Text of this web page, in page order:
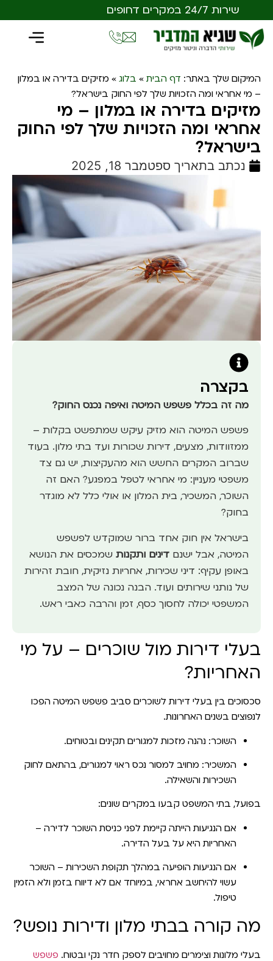
שירות 24/7 במקרים דחופים
המיקום שלך באתר: דף הבית » בלוג » מזיקים בדירה או במלון
– מי אחראי ומה הזכויות שלך לפי החוק בישראל?
מזיקים בדירה או במלון – מי
אחראי ומה הזכויות שלך לפי החוק
בישראל?
נכתב בתאריך ספטמבר 18, 2025
בקצרה
מה זה בכלל פשפש המיטה ואיפה נכנס החוק?
פשפש המיטה הוא מזיק עיקש שמתפשט בקלות –
ממזוודות, מצעים, דירות שכורות ועד בתי מלון. בעוד
שברוב המקרים החשש הוא מהעקיצות, יש גם צד
משפטי מעניין: מי אחראי לטפל במפגע? האם זה
השוכר, המשכיר, בית המלון או אולי כלל לא מוגדר
בחוק?
בישראל אין חוק אחד ברור שמוקדש לפשפש
המיטה, אבל ישנם דינים ותקנות שמכסים את הנושא
באופן עקיף: דיני שכירות, אחריות נזיקית, חובת זהירות
של נותני שירותים ועוד. הבנה נכונה של המצב
המשפטי יכולה לחסוך כסף, זמן והרבה כאבי ראש.
בעלי דירות מול שוכרים – על מי
האחריות?
סכסוכים בין בעלי דירות לשוכרים סביב פשפש המיטה הפכו
לנפוצים בשנים האחרונות.
השוכר: נהנה מזכות למגורים תקינים ובטוחים.
המשכיר: מחויב למסור נכס ראוי למגורים, בהתאם לחוק
השכירות והשאילה.
בפועל, בתי המשפט קבעו במקרים שונים:
אם הנגיעות הייתה קיימת לפני כניסת השוכר לדירה –
האחריות היא על בעל הדירה.
אם הנגיעות הופיעה במהלך תקופת השכירות – השוכר
עשוי להיחשב אחראי, במיוחד אם לא דיווח בזמן ולא הזמין
טיפול.
מה קורה בבתי מלון ודירות נופש?
בעלי מלונות וצימרים מחויבים לספק חדר נקי ובטוח. פשפש